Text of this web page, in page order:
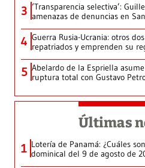
3 ‘Transparencia selectiva’:
amenazas de denuncias en
4 Guerra Rusia-Ucrania: otros
repatriados y emprenden su
5 Abelardo de la Espriella
ruptura total con Gustavo
Últimas
1 Lotería de Panamá: ¿Cuáles
dominical del 9 de agosto de